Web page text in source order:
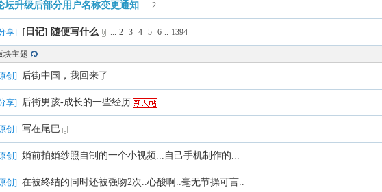
坛升级后部分用户名称变更通知 ... 2
享] [日记] 随便写什么 ... 2 3 4 5 6 .. 1394
块主题
创 ] 后街中国，我回来了
享] 后街男孩-成长的一些经历
创 ] 写在尾巴
创 ] 婚前拍婚纱照自制的一个小视频...自己手机制作的...
创 ] 在被终结的同时还被强吻2次..心酸啊..毫无节操可言..